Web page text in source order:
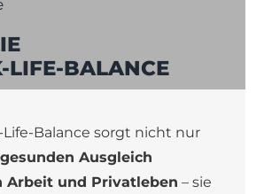
LIFE-BALANCE
Life-Balance sorgt nicht nur
gesunden Ausgleich
Arbeit und Privatleben – sie